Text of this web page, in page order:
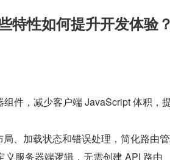
特性如何提升开发体验
组件，减少客户端 JavaScript 体积，
、加载状态和错误处理，简化路由
义服务器端逻辑，无需创建 API 路由